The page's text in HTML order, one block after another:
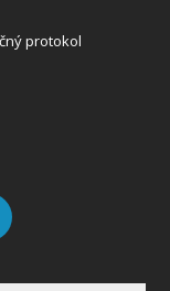
protokol